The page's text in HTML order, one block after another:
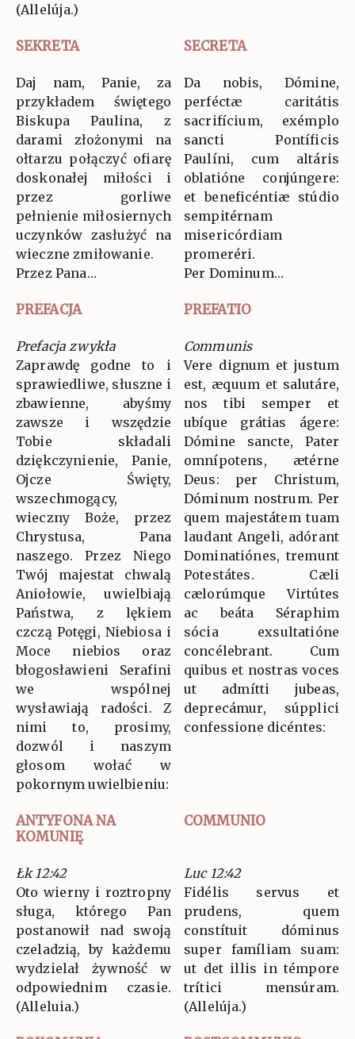
(Allelúja.)
SEKRETA SECRETA
Daj nam, Panie, za
przykładem świętego
Biskupa Paulina, z
darami złożonymi na
ołtarzu połączyć ofiarę
doskonałej miłości i
przez gorliwe
pełnienie miłosiernych
uczynków zasłużyć na
wieczne zmiłowanie.
Przez Pana…
Da nobis, Dómine,
perféctæ caritátis
sacrifícium, exémplo
sancti Pontíficis
Paulíni, cum altáris
oblatióne conjúngere:
et beneficéntiæ stúdio
sempitérnam
misericórdiam
promeréri.
Per Dominum…
PREFACJA PREFATIO
Prefacja zwykła
Zaprawdę godne to i
sprawiedliwe, słuszne i
zbawienne, abyśmy
zawsze i wszędzie
Tobie składali
dziękczynienie, Panie,
Ojcze Święty,
wszechmogący,
wieczny Boże, przez
Chrystusa, Pana
naszego. Przez Niego
Twój majestat chwalą
Aniołowie, uwielbiają
Państwa, z lękiem
czczą Potęgi, Niebiosa i
Moce niebios oraz
błogosławieni Serafini
we wspólnej
wysławiają radości. Z
nimi to, prosimy,
dozwól i naszym
głosom wołać w
pokornym uwielbieniu:
Communis
Vere dignum et justum
est, æquum et salutáre,
nos tibi semper et
ubíque grátias ágere:
Dómine sancte, Pater
omnípotens, ætérne
Deus: per Christum,
Dóminum nostrum. Per
quem majestátem tuam
laudant Angeli, adórant
Dominatiónes, tremunt
Potestátes. Cæli
cælorúmque Virtútes
ac beáta Séraphim
sócia exsultatióne
concélebrant. Cum
quibus et nostras voces
ut admítti jubeas,
deprecámur, súpplici
confessione dicéntes:
ANTYFONA NA
KOMUNIĘ
COMMUNIO
Łk 12:42
Oto wierny i roztropny
sługa, którego Pan
postanowił nad swoją
czeladzią, by każdemu
wydzielał żywność w
odpowiednim czasie.
(Alleluia.)
Luc 12:42
Fidélis servus et
prudens, quem
constítuit dóminus
super famíliam suam:
ut det illis in témpore
trítici mensúram.
(Allelúja.)